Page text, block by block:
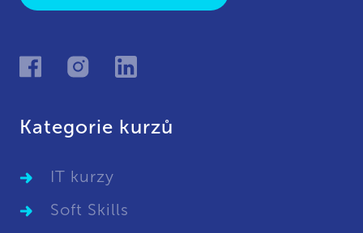
Kategorie kurzů
IT kurzy
Soft Skills